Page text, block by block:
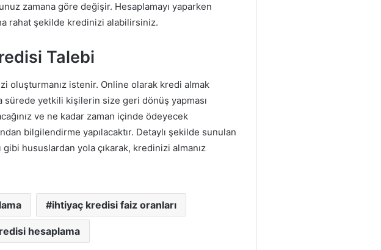
zamana göre değişir. Hesaplamayı yaparken
rahat şekilde kredinizi alabilirsiniz.
Talebi
oluşturmanız istenir. Online olarak kredi almak
yetkili kişilerin size geri dönüş yapması
ve ne kadar zaman içinde ödeyecek
bilgilendirme yapılacaktır. Detaylı şekilde sunulan
hususlardan yola çıkarak, kredinizi almanız
ihtiyaç kredisi faiz oranları
hesaplama